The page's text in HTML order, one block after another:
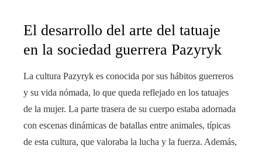
El desarrollo del arte del tatuaje
en la sociedad guerrera Pazyryk
La cultura Pazyryk es conocida por sus hábitos guerreros
y su vida nómada, lo que queda reflejado en los tatuajes
de la mujer. La parte trasera de su cuerpo estaba adornada
con escenas dinámicas de batallas entre animales, típicas
de esta cultura, que valoraba la lucha y la fuerza. Además,